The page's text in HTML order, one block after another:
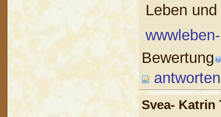
Leben
Bewertung
antworten
Svea-